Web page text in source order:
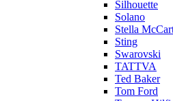
Silhouette
Solano
Stella
Sting
Swarovski
TATTVA
Ted Baker
Tom Ford